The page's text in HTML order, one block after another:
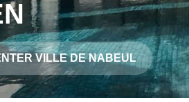
VILLE DE NABEUL